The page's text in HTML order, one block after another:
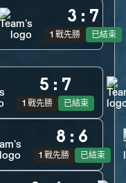
3 : 7
1 戰先勝 已結束
5 : 7
1 戰先勝 已結束
8 : 6
1 戰先勝 已結束